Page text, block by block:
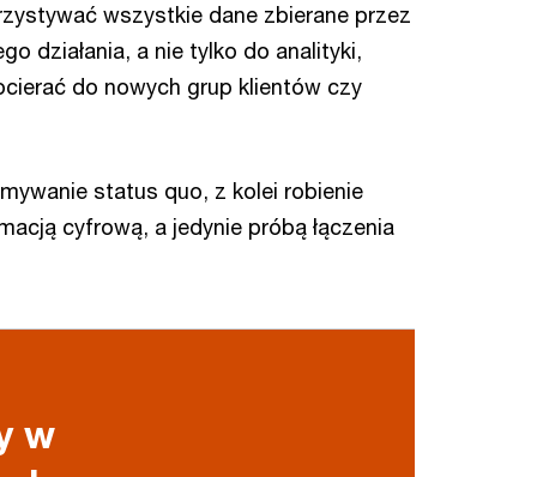
wszystkie dane zbierane przez
działania, a nie tylko do analityki,
do nowych grup klientów czy
status quo, z kolei robienie
cyfrową, a jedynie próbą łączenia
w